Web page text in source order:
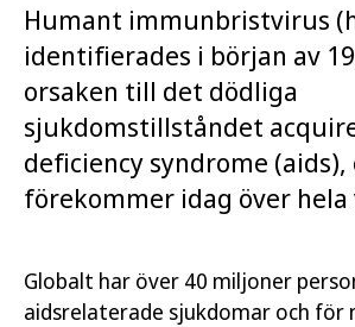
Humant immunbristvirus
identifierades i början av
orsaken till det dödliga
sjukdomstillståndet
deficiency syndrome (aids),
förekommer idag över hela
Globalt har över 40 miljoner
aidsrelaterade sjukdomar och för